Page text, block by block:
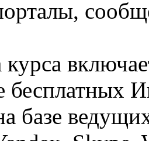
бесплатных
базе